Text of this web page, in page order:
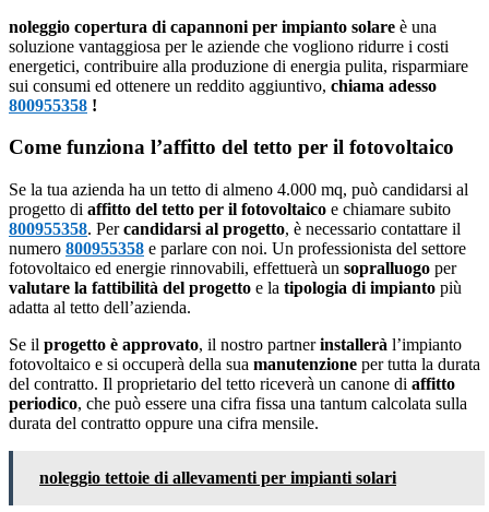
noleggio copertura di capannoni per impianto solare è una
soluzione vantaggiosa per le aziende che vogliono ridurre i costi
energetici, contribuire alla produzione di energia pulita, risparmiare
sui consumi ed ottenere un reddito aggiuntivo, chiama adesso
800955358 !
Come funziona l’affitto del tetto per il fotovoltaico
Se la tua azienda ha un tetto di almeno 4.000 mq, può candidarsi al
progetto di affitto del tetto per il fotovoltaico e chiamare subito
800955358. Percandidarsi al progetto, è necessario contattare il
numero 800955358 e parlare con noi. Un professionista del settore
fotovoltaico ed energie rinnovabili, effettuerà un sopralluogo per
valutare la fattibilità del progetto e la tipologia di impianto più
adatta al tetto dell’azienda.
Se il progetto è approvato, il nostro partnerinstallerà l’impianto
fotovoltaico e si occuperà della sua manutenzione per tutta la durata
del contratto. Il proprietario del tetto riceverà un canone di affitto
periodico, che può essere una cifra fissa una tantum calcolata sulla
durata del contratto oppure una cifra mensile.
noleggio tettoie di allevamenti per impianti solari